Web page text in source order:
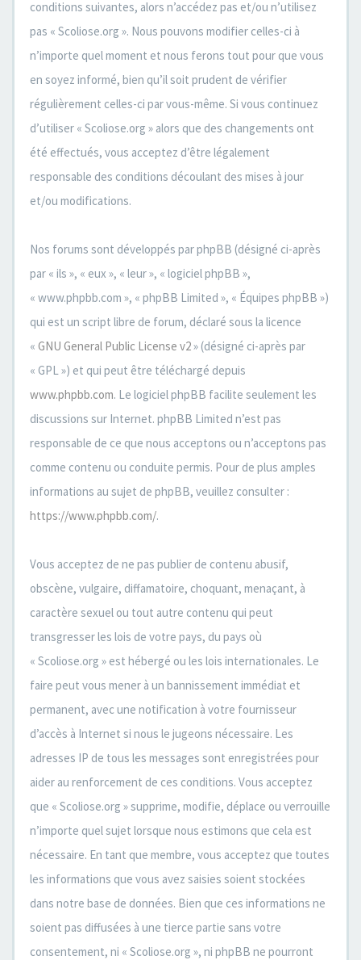
conditions suivantes, alors n’accédez pas et/ou n’utilisez
pas « Scoliose.org ». Nous pouvons modifier celles-ci à
n’importe quel moment et nous ferons tout pour que vous
en soyez informé, bien qu’il soit prudent de vérifier
régulièrement celles-ci par vous-même. Si vous continuez
d’utiliser « Scoliose.org » alors que des changements ont
été effectués, vous acceptez d’être légalement
responsable des conditions découlant des mises à jour
et/ou modifications.
Nos forums sont développés par phpBB (désigné ci-après
par « ils », « eux », « leur », « logiciel phpBB »,
« www.phpbb.com », « phpBB Limited », « Équipes phpBB »)
qui est un script libre de forum, déclaré sous la licence
« GNU General Public License v2» (désigné ci-après par
« GPL ») et qui peut être téléchargé depuis
www.phpbb.com. Le logiciel phpBB facilite seulement les
discussions sur Internet. phpBB Limited n’est pas
responsable de ce que nous acceptons ou n’acceptons pas
comme contenu ou conduite permis. Pour de plus amples
informations au sujet de phpBB, veuillez consulter :
https://www.phpbb.com/.
Vous acceptez de ne pas publier de contenu abusif,
obscène, vulgaire, diffamatoire, choquant, menaçant, à
caractère sexuel ou tout autre contenu qui peut
transgresser les lois de votre pays, du pays où
« Scoliose.org » est hébergé ou les lois internationales. Le
faire peut vous mener à un bannissement immédiat et
permanent, avec une notification à votre fournisseur
d’accès à Internet si nous le jugeons nécessaire. Les
adresses IP de tous les messages sont enregistrées pour
aider au renforcement de ces conditions. Vous acceptez
que « Scoliose.org » supprime, modifie, déplace ou verrouille
n’importe quel sujet lorsque nous estimons que cela est
nécessaire. En tant que membre, vous acceptez que toutes
les informations que vous avez saisies soient stockées
dans notre base de données. Bien que ces informations ne
soient pas diffusées à une tierce partie sans votre
consentement, ni « Scoliose.org », ni phpBB ne pourront